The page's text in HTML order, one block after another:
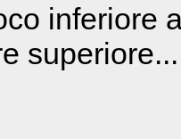
inferiore